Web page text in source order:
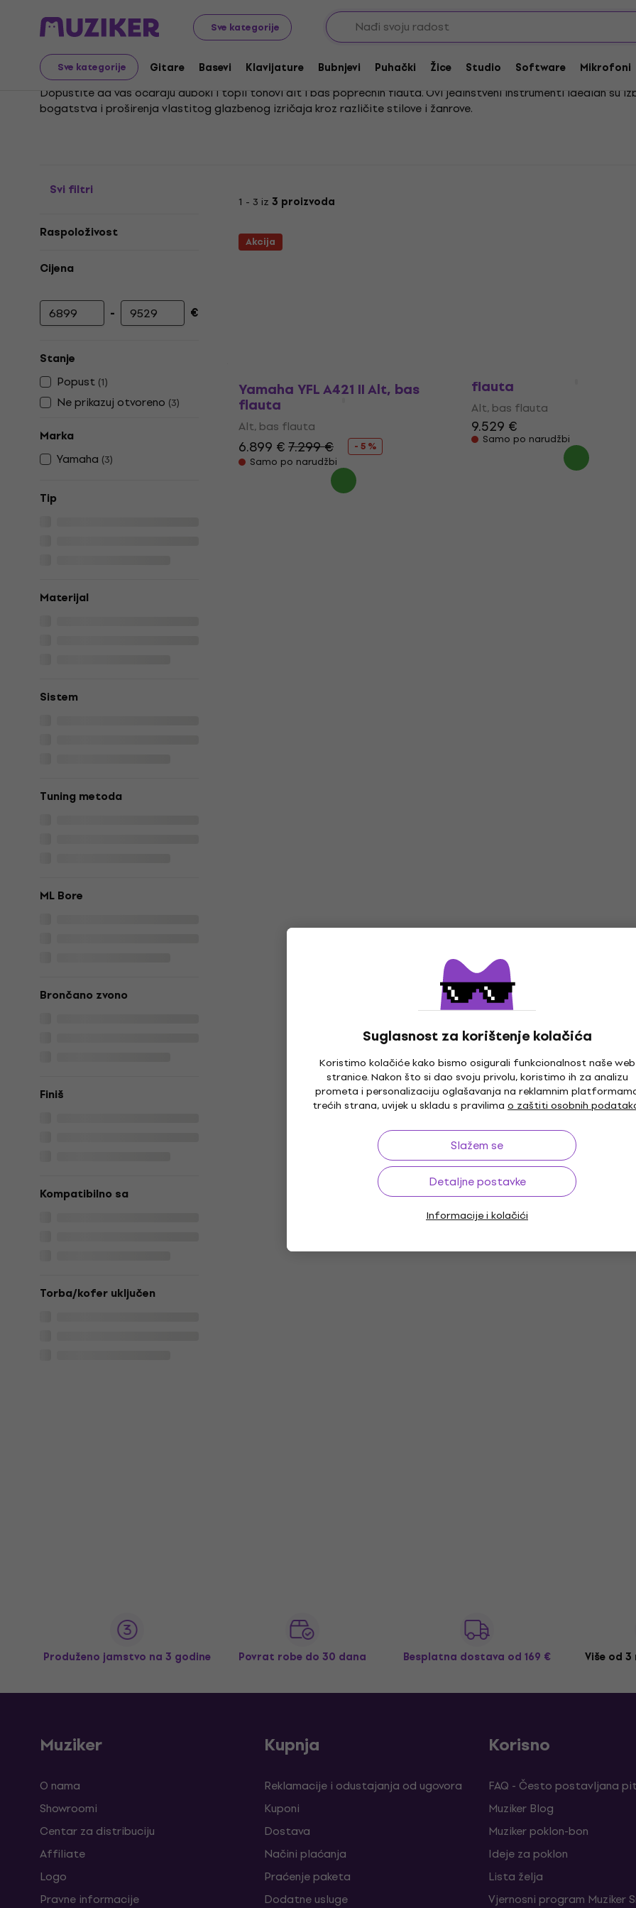
Sve kategorije
Sve kategorije Gitare Basevi Klavijature Bubnjevi Puhački Žice Studio Software Mikrofoni
Suglasnost za korištenje kolačića
Koristimo kolačiće kako bismo osigurali funkcionalnost naše web
stranice. Nakon što si dao svoju privolu, koristimo ih za analizu
prometa i personalizaciju oglašavanja na reklamnim
trećih strana, uvijek u skladu s pravilima o zaštiti osobnih
Slažem se
Detaljne postavke
Informacije i kolačići
Glazbeni instrumenti Poprečne flaute Alt i bas poprečne flaute
Alt i bas poprečne flaute
Dopustite da vas očaraju duboki i topli tonovi alt i bas poprečnih flauta. Ovi jedinstveni instrumenti idealan su
bogatstva i proširenja vlastitog glazbenog izričaja kroz različite stilove i žanrove.
Svi filtri
Raspoloživost
Cijena
Najniža cijena
- Najviša cijena
€
Stanje
Popust (1)
Ne prikazuj otvoreno (3)
Marka
Yamaha (3)
Tip
Materijal
Sistem
Tuning metoda
ML Bore
Brončano zvono
Finiš
Kompatibilno sa
Torba/kofer uključen
1 - 3 iz 3 proizvoda
Akcija
Yamaha YFL A421 II Alt, bas
flauta
Alt, bas flauta
6.899 €7.299 €
- 5 %
Samo po narudžbi
flauta
Alt, bas flauta
9.529 €
Samo po narudžbi
Produženo jamstvo na 3 godine Povrat robe do 30 dana Besplatna dostava od 169 € Više od
Muziker
O nama
Showroomi
Centar za distribuciju
Affiliate
Logo
Pravne informacije
Kupnja
Reklamacije i odustajanja od ugovora
Kuponi
Dostava
Načini plaćanja
Praćenje paketa
Dodatne usluge
Korisno
FAQ - Često postavljana
Muziker Blog
Muziker poklon-bon
Ideje za poklon
Lista želja
Vjernosni program Muziker